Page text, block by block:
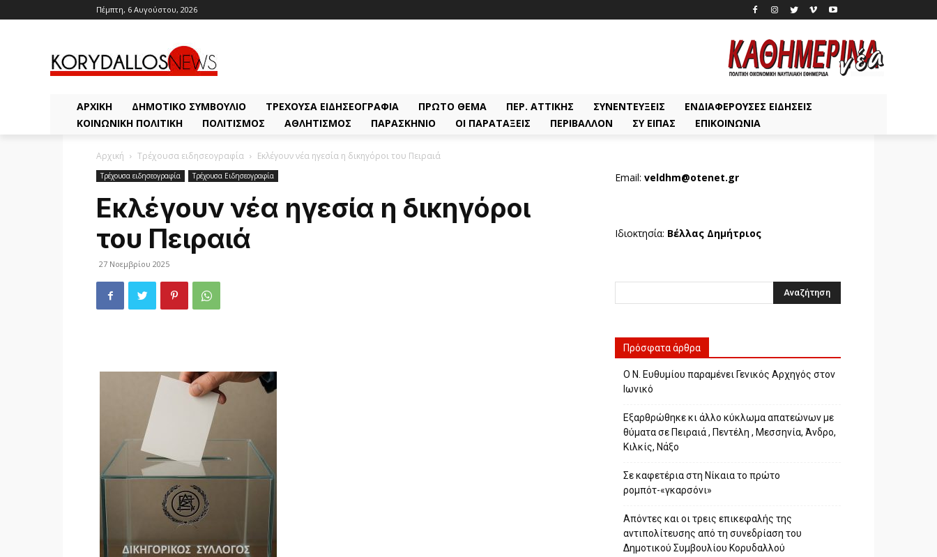
Πέμπτη, 6 Αυγούστου, 2026
ΑΡΧΙΚΗ ΔΗΜΟΤΙΚΌ ΣΥΜΒΟΎΛΙΟ ΤΡΈΧΟΥΣΑ ΕΙΔΗΣΕΟΓΡΑΦΊΑ ΠΡΏΤΟ ΘΈΜΑ ΠΕΡ. ΑΤΤΙΚΉΣ ΣΥΝΕΝΤΕΎΞΕΙΣ
ΕΝΔΙΑΦΈΡΟΥΣΕΣ ΕΙΔΉΣΕΙΣ
ΚΟΙΝΩΝΙΚΉ ΠΟΛΙΤΙΚΉ
ΠΟΛΙΤΙΣΜΌΣ ΑΘΛΗΤΙΣΜΌΣ ΠΑΡΑΣΚΉΝΙΟ ΟΙ ΠΑΡΑΤΆΞΕΙΣ ΠΕΡΙΒΆΛΛΟΝ ΣΥ ΕΊΠΑΣ ΕΠΙΚΟΙΝΩΝΊΑ
Αρχική Τρέχουσα ειδησεογραφία Εκλέγουν νέα ηγεσία η δικηγόροι του Πειραιά
Τρέχουσα ειδησεογραφία Τρέχουσα Ειδησεογραφία
Εκλέγουν νέα ηγεσία η δικηγόροι
του Πειραιά
27 Νοεμβρίου 2025
Email: veldhm@otenet.gr
Ιδιοκτησία: Βέλλας Δημήτριος
Πρόσφατα άρθρα
Ο Ν. Ευθυμίου παραμένει Γενικός Αρχηγός στον
Ιωνικό
Εξαρθρώθηκε κι άλλο κύκλωμα απατεώνων με
θύματα σε Πειραιά , Πεντέλη , Μεσσηνία, Άνδρο,
Κιλκίς, Νάξο
Σε καφετέρια στη Νίκαια το πρώτο
ρομπότ-«γκαρσόνι»
Απόντες και οι τρεις επικεφαλής της
αντιπολίτευσης από τη συνεδρίαση του
Δημοτικού Συμβουλίου Κορυδαλλού